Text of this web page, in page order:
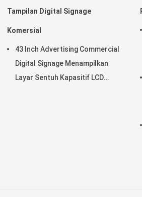
Tampilan Digital Signage
Komersial
43 Inch Advertising Commercial
Digital Signage Menampilkan
Layar Sentuh Kapasitif LCD